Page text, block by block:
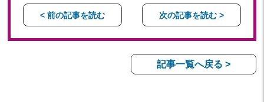
< 前の記事を読む 次の記事を読む >
記事一覧へ戻る >